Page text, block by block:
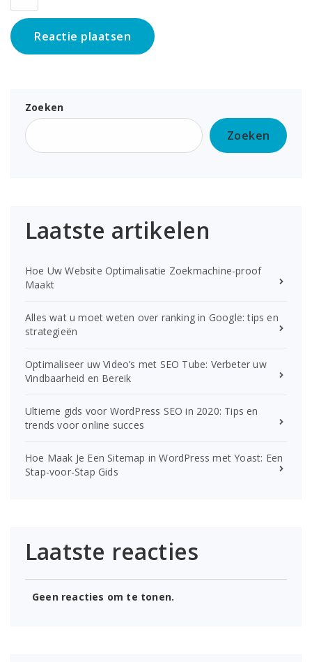
Zoeken
Zoeken
Laatste artikelen
Hoe Uw Website Optimalisatie Zoekmachine-proof
Maakt
Alles wat u moet weten over ranking in Google: tips en
strategieën
Optimaliseer uw Video’s met SEO Tube: Verbeter uw
Vindbaarheid en Bereik
Ultieme gids voor WordPress SEO in 2020: Tips en
trends voor online succes
Hoe Maak Je Een Sitemap in WordPress met Yoast: Een
Stap-voor-Stap Gids
Laatste reacties
Geen reacties om te tonen.